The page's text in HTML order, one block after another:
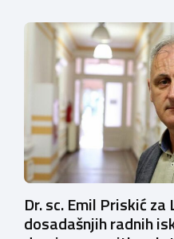
kaznu, jer je tvrdila da je
rasta nabavnih cijena.
Dr. sc. Emil Priskić
dosadašnjih radnih